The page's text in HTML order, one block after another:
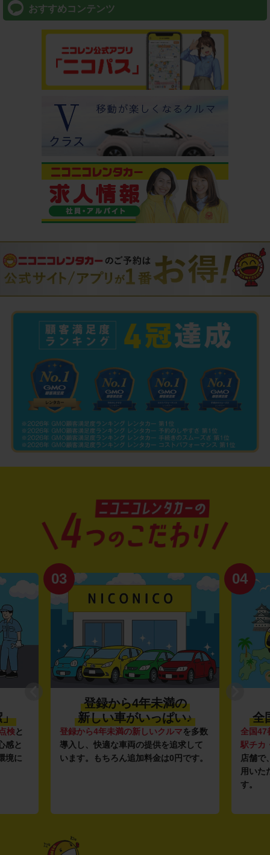
おすすめコンテンツ
」
検と
感と
境に
03
登録から4年未満の
新しい車がいっぱい♪
登録から4年未満の新しいクルマを多数
導入し、快適な車両の提供を追求して
います。もちろん追加料金は0円です。
04
全
全国47
駅チカ
店舗で
用いた
す。